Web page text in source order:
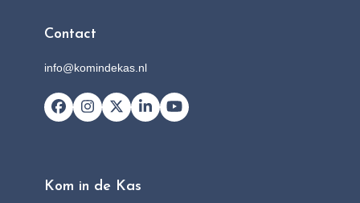
Contact
info@komindekas.nl
Facebook
Instagram
X LinkedInYouTube
Kom in de Kas